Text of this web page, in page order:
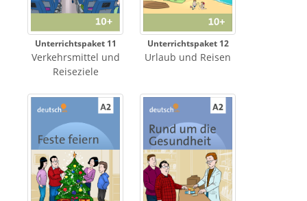
Unterrichtspaket 11
Verkehrsmittel und
Reiseziele
Unterrichtspaket 12
Urlaub und Reisen